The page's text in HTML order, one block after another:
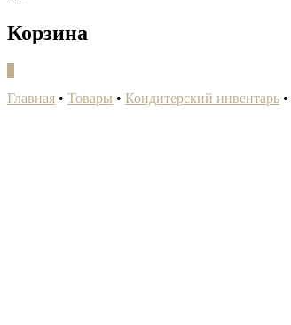
Корзина
Главная • Товары • Кондитерский инвентарь •